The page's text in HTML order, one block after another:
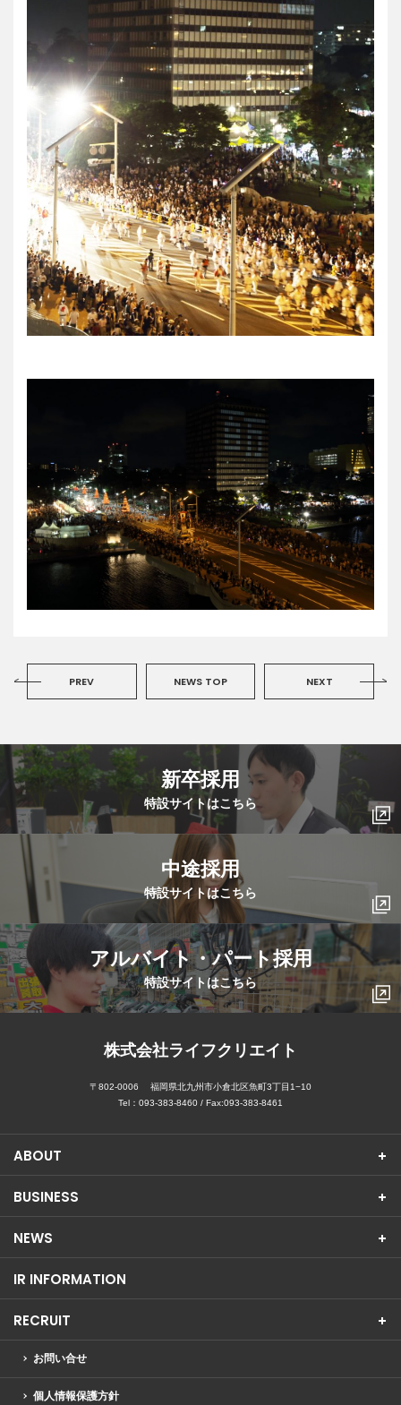
PREV NEWS TOP NEXT
新卒採用
特設サイトはこちら
中途採用
特設サイトはこちら
アルバイト・パート採用
特設サイトはこちら
株式会社ライフクリエイト
〒802-0006
福岡県北九州市小倉北区魚町3丁目1−10
Tel： 093-383-8460 / Fax:093-383-8461
ABOUT
BUSINESS
NEWS
IR INFORMATION
RECRUIT
お問い合せ
個人情報保護方針